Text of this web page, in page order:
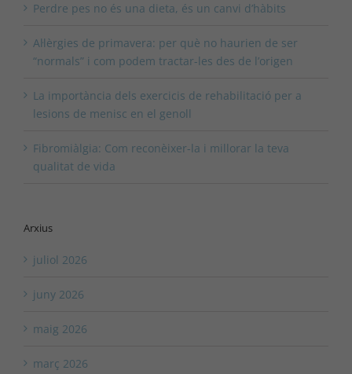
Perdre pes no és una dieta, és un canvi d’hàbits
Al·lèrgies de primavera: per què no haurien de ser
“normals” i com podem tractar-les des de l’origen
La importància dels exercicis de rehabilitació per a
lesions de menisc en el genoll
Fibromiàlgia: Com reconèixer-la i millorar la teva
qualitat de vida
Arxius
juliol 2026
juny 2026
maig 2026
març 2026